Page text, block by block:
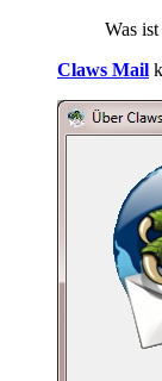
Was
Claws Mail